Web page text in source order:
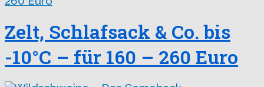
Zelt, Schlafsack & Co. bis
-10°C – für 160 – 260 Euro